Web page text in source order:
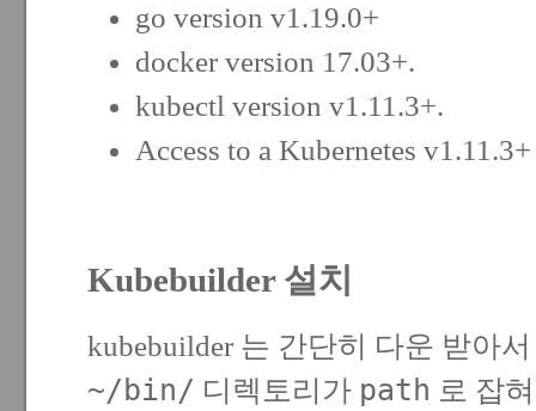
go version v1.19.0+
docker version 17.03+.
kubectl version v1.11.3+.
Access to a Kubernetes
Kubebuilder 설치
kubebuilder 는 간단히 다운 받아
~/bin/ 디렉토리가 path 로 잡